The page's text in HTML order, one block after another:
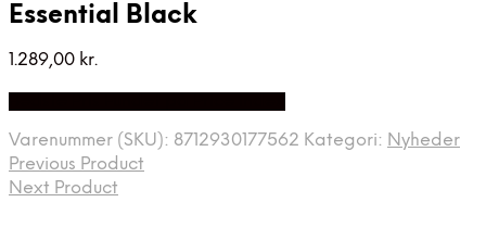
Essential Black
1.289,00 kr.
Varenummer (SKU): 8712930177562 Kategori: Nyheder
Previous Product
Next Product